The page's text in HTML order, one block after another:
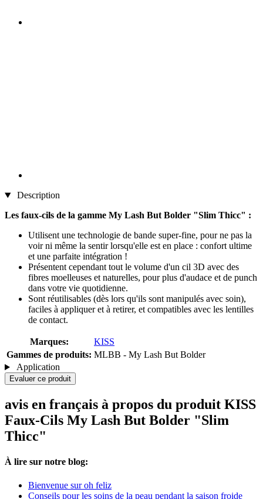
Description
Les faux-cils de la gamme My Lash But Bolder "Slim Thicc" :
Utilisent une technologie de bande super-fine, pour ne pas la
voir ni même la sentir lorsqu'elle est en place : confort ultime
et une parfaite intégration !
Présentent cependant tout le volume d'un cil 3D avec des
fibres moelleuses et naturelles, pour plus d'audace et de punch
dans votre vie quotidienne.
Sont réutilisables (dès lors qu'ils sont manipulés avec soin),
faciles à appliquer et à retirer, et compatibles avec les lentilles
de contact.
Marques:
KISS
Gammes de produits: MLBB - My Lash But Bolder
Application
Evaluer ce produit
avis en français à propos du produit KISS
Faux-Cils My Lash But Bolder "Slim
Thicc"
À lire sur notre blog:
Bienvenue sur oh feliz
Conseils pour les soins de la peau pendant la saison froide